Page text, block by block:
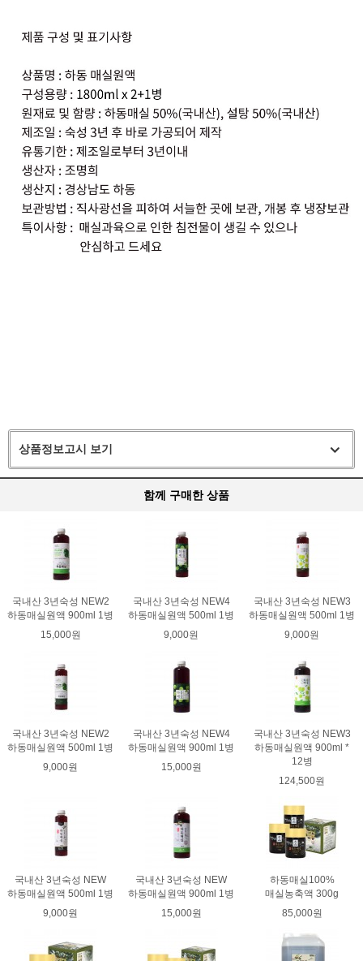
상품정보고시 보기
함께 구매한 상품
국내산 3년숙성 NEW2
하동매실원액 900ml 1병
15,000원
국내산 3년숙성 NEW4
하동매실원액 500ml 1병
9,000원
국내산 3년숙성 NEW3
하동매실원액 500ml 1병
9,000원
국내산 3년숙성 NEW2
하동매실원액 500ml 1병
9,000원
국내산 3년숙성 NEW4
하동매실원액 900ml 1병
15,000원
국내산 3년숙성 NEW3
하동매실원액 900ml *
12병
124,500원
국내산 3년숙성 NEW
하동매실원액 500ml 1병
9,000원
국내산 3년숙성 NEW
하동매실원액 900ml 1병
15,000원
하동매실100%
매실농축액 300g
85,000원